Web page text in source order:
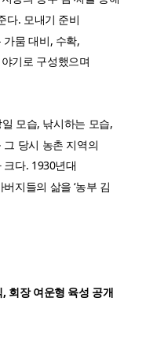
다. 모내기 준비
뭄 대비, 수확,
기로 구성했으며
모습, 낚시하는 모습,
당시 농촌 지역의
다. 1930년대
지들의 삶을 ‘농부 김
회장 여운형 육성 공개